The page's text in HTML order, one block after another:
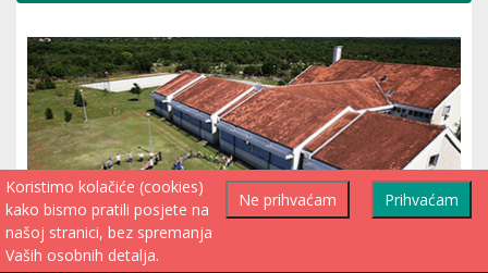
Prihvaćam
Ne prihvaćam
Koristimo kolačiće (cookies)
kako bismo pratili posjete na
našoj stranici, bez spremanja
Vaših osobnih detalja.